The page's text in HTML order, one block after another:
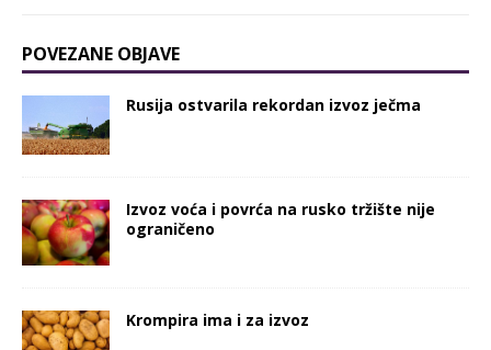
POVEZANE OBJAVE
Rusija ostvarila rekordan izvoz ječma
Izvoz voća i povrća na rusko tržište nije
ograničeno
Krompira ima i za izvoz